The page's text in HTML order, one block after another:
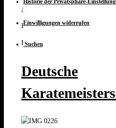
Historie der Privatsphäre-
Einwilligungen widerrufen
Suchen
Alle Neuigkeiten
Posted
Februar 16, 2017 at 12:58
Deutsche